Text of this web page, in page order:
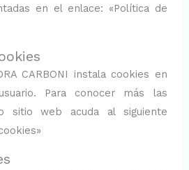
en el enlace: «Política de
CARBONI instala cookies en
Para conocer más las
sitio web acuda al siguiente